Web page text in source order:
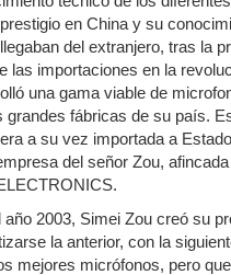
en China y su
del extranjero, tras la
las importaciones en la
una gama viable de
grandes fábricas de su país.
a su vez importada a
del señor Zou,
año 2003, Simei Zou creó su
la anterior, con la
mejores micrófonos, pero